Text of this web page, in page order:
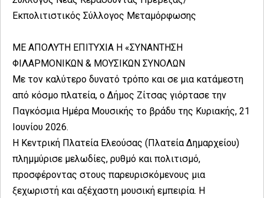
Εκπολιτιστικός Σύλλογος Μεταμόρφωσης
ΜΕ ΑΠΟΛΥΤΗ ΕΠΙΤΥΧΙΑ Η «ΣΥΝΑΝΤΗΣΗ
ΦΙΛΑΡΜΟΝΙΚΩΝ & ΜΟΥΣΙΚΩΝ ΣΥΝΟΛΩΝ
Με τον καλύτερο δυνατό τρόπο και σε μια κατάμεστη
από κόσμο πλατεία, ο Δήμος Ζίτσας γιόρτασε την
Παγκόσμια Ημέρα Μουσικής το βράδυ της Κυριακής, 21
Ιουνίου 2026.
Η Κεντρική Πλατεία Ελεούσας (Πλατεία Δημαρχείου)
πλημμύρισε μελωδίες, ρυθμό και πολιτισμό,
προσφέροντας στους παρευρισκόμενους μια
ξεχωριστή και αξέχαστη μουσική εμπειρία. Η